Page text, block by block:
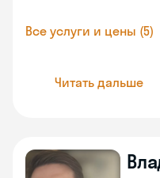
Все услуги и цены (5)
Читать дальше